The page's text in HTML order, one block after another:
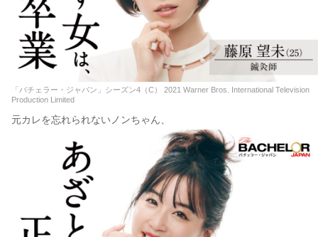
「バチェラー・ジャパン」シーズン4（C） 2021 Warner Bros. International Television
Production Limited
元カレを忘れられないノンちゃん、